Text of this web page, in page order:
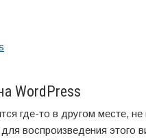
WordPress
где-то в другом месте,
воспроизведения этого